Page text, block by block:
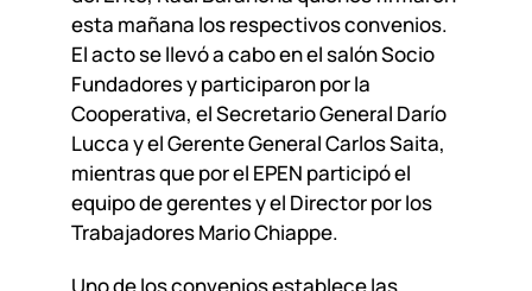
esta mañana los respectivos convenios.
El acto se llevó a cabo en el salón Socio
Fundadores y participaron por la
Cooperativa, el Secretario General Darío
Lucca y el Gerente General Carlos Saita,
mientras que por el EPEN participó el
equipo de gerentes y el Director por los
Trabajadores Mario Chiappe.